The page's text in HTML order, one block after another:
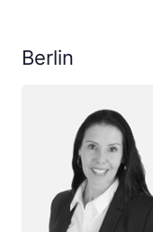
Berlin